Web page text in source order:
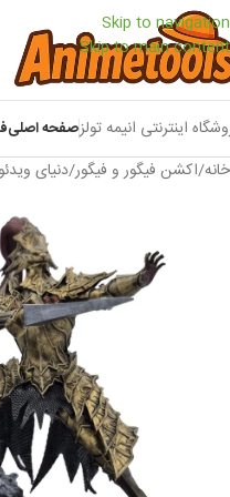
Skip to navigation
Skip to main content
اینترنتی انیمه تولزصفحه اصلی
خانه/اکشن فیگور و فیگور/دنیای